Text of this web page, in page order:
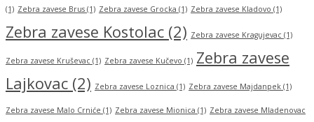
(1) Zebra zavese Brus (1) Zebra zavese Grocka (1) Zebra zavese Kladovo (1)
Zebra zavese Kostolac (2) Zebra zavese Kragujevac (1)
Zebra zavese Kruševac (1) Zebra zavese Kučevo (1) Zebra zavese
Lajkovac (2) Zebra zavese Loznica (1) Zebra zavese Majdanpek (1)
Zebra zavese Malo Crniće (1) Zebra zavese Mionica (1) Zebra zavese Mladenovac